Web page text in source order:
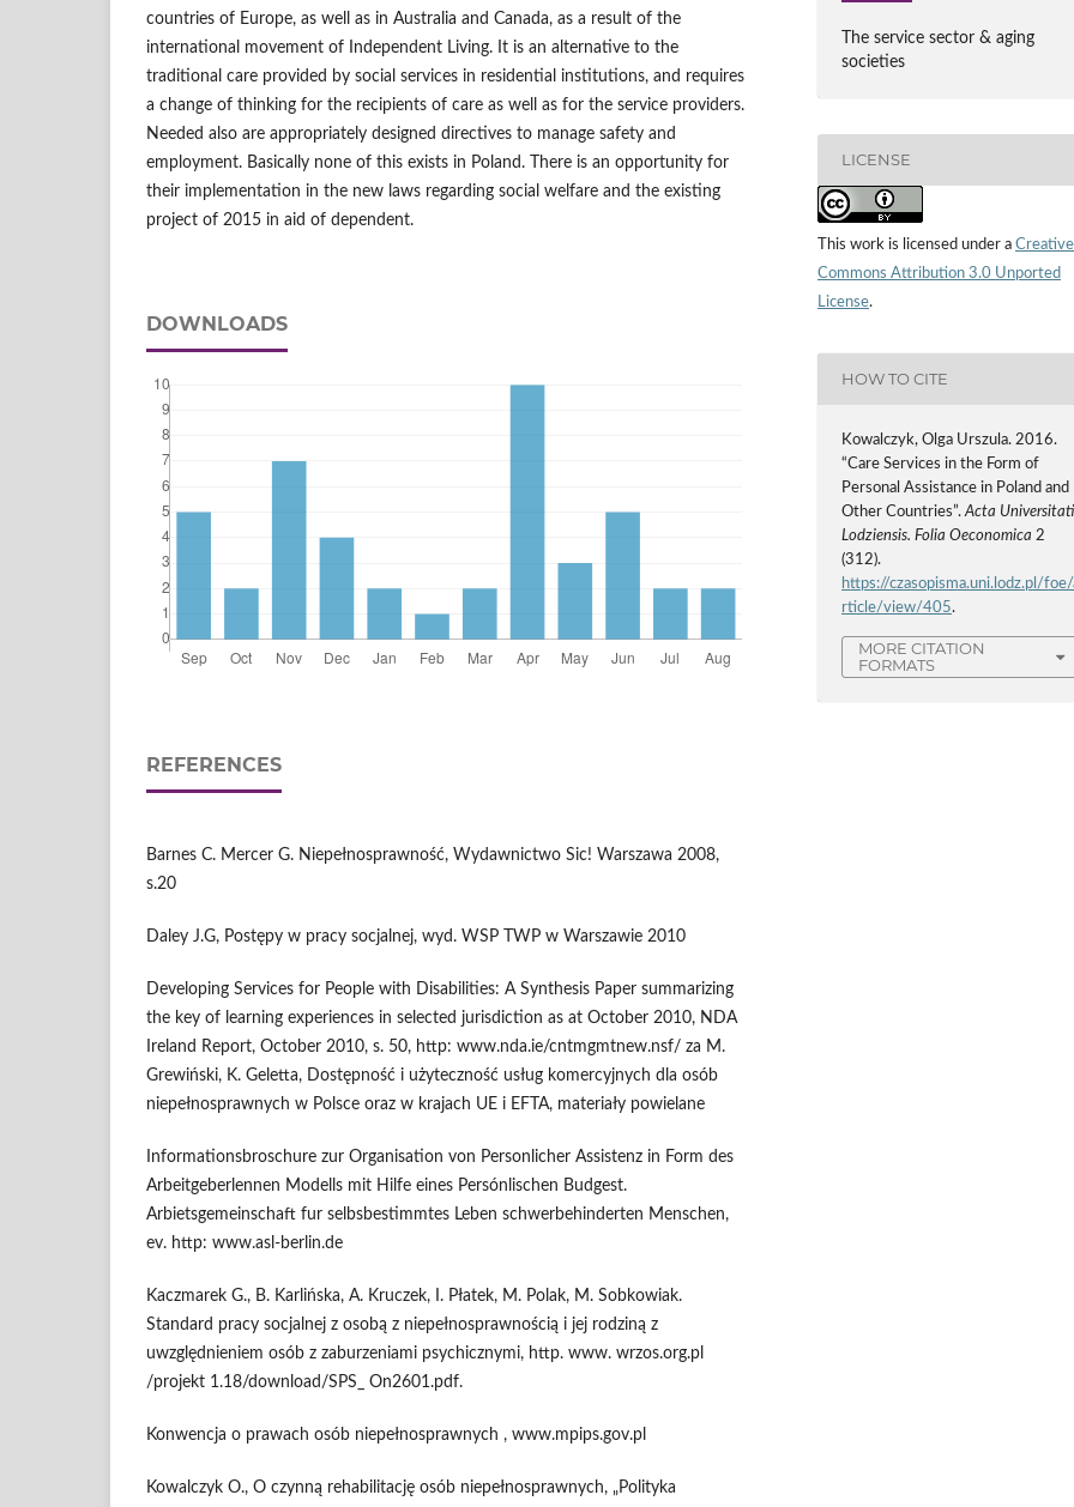
countries of Europe, as well as in Australia and Canada, as a result of the
international movement of Independent Living. It is an alternative to the
traditional care provided by social services in residential institutions, and requires
a change of thinking for the recipients of care as well as for the service providers.
Needed also are appropriately designed directives to manage safety and
employment. Basically none of this exists in Poland. There is an opportunity for
their implementation in the new laws regarding social welfare and the existing
project of 2015 in aid of dependent.
DOWNLOADS
REFERENCES
Barnes C. Mercer G. Niepełnosprawność, Wydawnictwo Sic! Warszawa 2008,
s.20
Daley J.G, Postępy w pracy socjalnej, wyd. WSP TWP w Warszawie 2010
Developing Services for People with Disabilities: A Synthesis Paper summarizing
the key of learning experiences in selected jurisdiction as at October 2010, NDA
Ireland Report, October 2010, s. 50, http: www.nda.ie/cntmgmtnew.nsf/ za M.
Grewiński, K. Geletta, Dostępność i użyteczność usług komercyjnych dla osób
niepełnosprawnych w Polsce oraz w krajach UE i EFTA, materiały powielane
Informationsbroschure zur Organisation von Personlicher Assistenz in Form des
Arbeitgeberlennen Modells mit Hilfe eines Persónlischen Budgest.
Arbietsgemeinschaft fur selbsbestimmtes Leben schwerbehinderten Menschen,
ev. http: www.asl-berlin.de
Kaczmarek G., B. Karlińska, A. Kruczek, I. Płatek, M. Polak, M. Sobkowiak.
Standard pracy socjalnej z osobą z niepełnosprawnością i jej rodziną z
uwzględnieniem osób z zaburzeniami psychicznymi, http. www. wrzos.org.pl
/projekt 1.18/download/SPS_ On2601.pdf.
Konwencja o prawach osób niepełnosprawnych , www.mpips.gov.pl
Kowalczyk O., O czynną rehabilitację osób niepełnosprawnych, „Polityka
The service sector & aging
societies
LICENSE
This work is licensed under a Creative
Commons Attribution 3.0 Unported
License.
HOW TO CITE
Kowalczyk, Olga Urszula. 2016.
“Care Services in the Form of
Personal Assistance in Poland and
Other Countries”.Acta
Lodziensis. Folia Oeconomica 2
(312).
https://czasopisma.uni.lodz.pl/foe/
rticle/view/405.
MORE CITATION
FORMATS